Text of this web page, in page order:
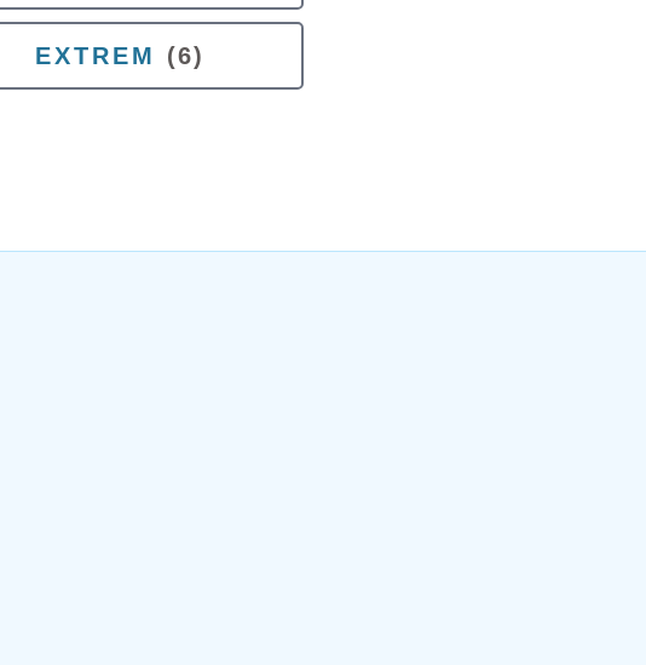
EXTREM (6)